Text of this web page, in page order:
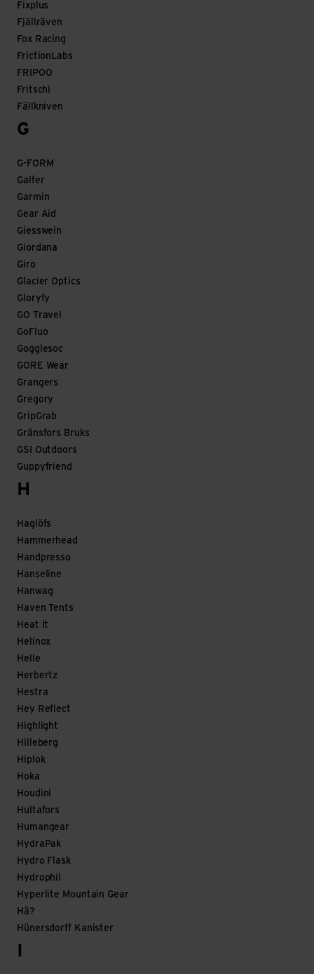
Fixplus
Fjällräven
Fox Racing
FrictionLabs
FRIPOO
Fritschi
Fällkniven
G
G-FORM
Galfer
Garmin
Gear Aid
Giesswein
Giordana
Giro
Glacier Optics
Gloryfy
GO Travel
GoFluo
Gogglesoc
GORE Wear
Grangers
Gregory
GripGrab
Gränsfors Bruks
GSI Outdoors
Guppyfriend
H
Haglöfs
Hammerhead
Handpresso
Hanseline
Hanwag
Haven Tents
Heat it
Helinox
Helle
Herbertz
Hestra
Hey Reflect
Highlight
Hilleberg
Hiplok
Hoka
Houdini
Hultafors
Humangear
HydraPak
Hydro Flask
Hydrophil
Hyperlite Mountain Gear
Hä?
Hünersdorff Kanister